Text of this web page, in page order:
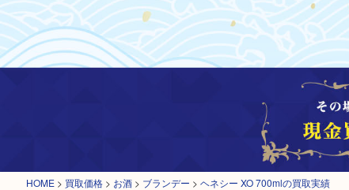
HOME > 買取価格 > お酒 > ブランデー > ヘネシー XO 700mlの買取実績